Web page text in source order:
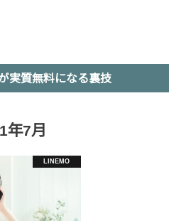
実質無料になる裏技
年7月
LINEMO